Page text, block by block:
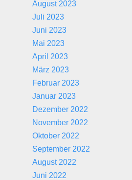
August 2023
Juli 2023
Juni 2023
Mai 2023
April 2023
März 2023
Februar 2023
Januar 2023
Dezember 2022
November 2022
Oktober 2022
September 2022
August 2022
Juni 2022